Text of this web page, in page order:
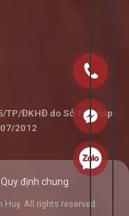
TP/ĐKHĐ do Sở Tư Pháp
2012
Quy định chung
All rights reserved.